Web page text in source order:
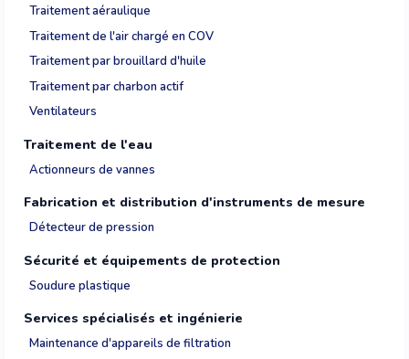
Traitement aéraulique
Traitement de l'air chargé en COV
Traitement par brouillard d'huile
Traitement par charbon actif
Ventilateurs
Traitement de l'eau
Actionneurs de vannes
Fabrication et distribution d'instruments de mesure
Détecteur de pression
Sécurité et équipements de protection
Soudure plastique
Services spécialisés et ingénierie
Maintenance d'appareils de filtration